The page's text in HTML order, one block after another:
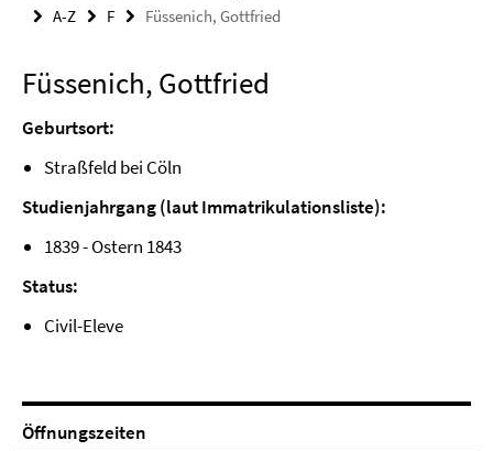
A-Z
F Füssenich, Gottfried
Füssenich, Gottfried
Geburtsort:
Straßfeld bei Cöln
Studienjahrgang (laut Immatrikulationsliste):
1839 - Ostern 1843
Status:
Civil-Eleve
Öffnungszeiten